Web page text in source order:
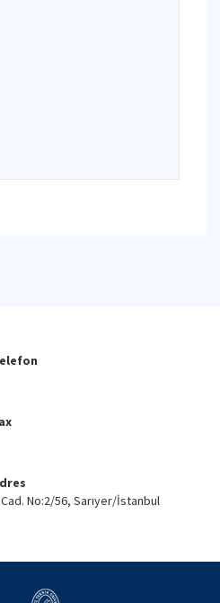
No:2/56, Sarıyer/İstanbul